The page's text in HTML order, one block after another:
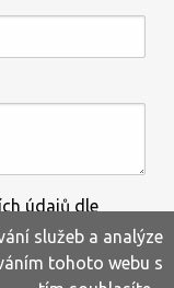
údajů dle
služeb a analýze
tohoto webu s